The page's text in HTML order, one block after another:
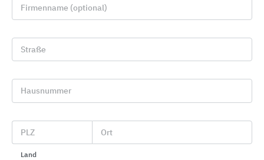
Wärmedämm-Verbundsysteme (WDVS) für die
Brillux
Firmenname (optional)
Straße
Hausnummer
PLZ Ort
Land